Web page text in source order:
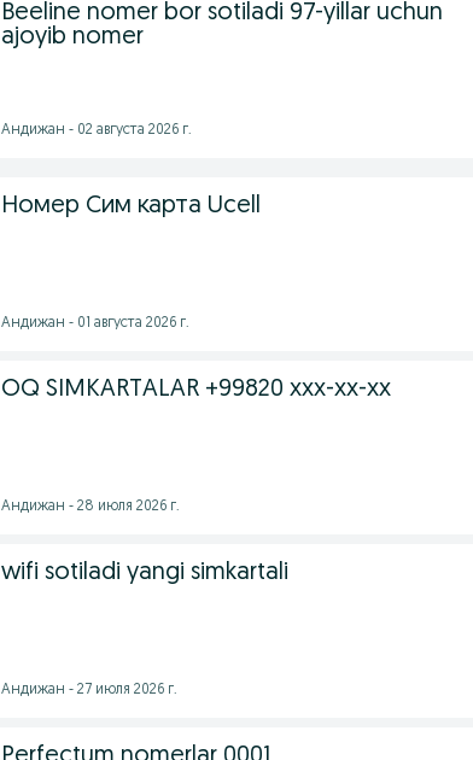
Beeline nomer bor sotiladi 97-yillar uchun
ajoyib nomer
Андижан - 02 августа 2026 г.
Номер Сим карта Ucell
Андижан - 01 августа 2026 г.
OQ SIMKARTALAR +99820 xxx-xx-xx
Андижан - 28 июля 2026 г.
wifi sotiladi yangi simkartali
Андижан - 27 июля 2026 г.